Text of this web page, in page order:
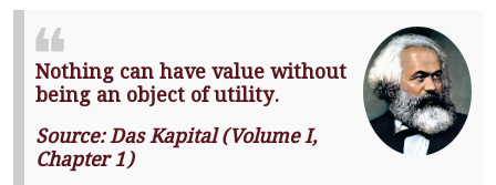
Nothing can have value without
being an object of utility.
Source: Das Kapital (Volume I,
Chapter 1)